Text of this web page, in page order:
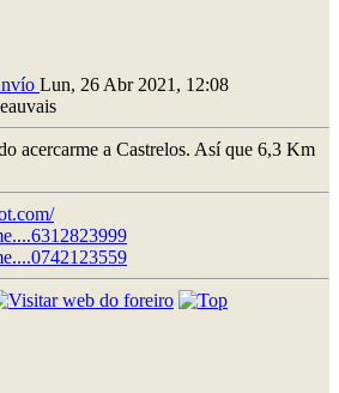
Lun, 26 Abr 2021, 12:08
acercarme a Castrelos. Así que 6,3 Km